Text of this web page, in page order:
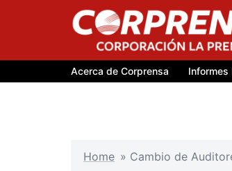
Acerca de Corprensa Informes
Home » Cambio de